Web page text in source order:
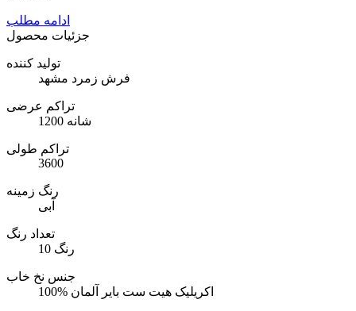
ادامه مطلب
جزئیات محصول
تولید کننده
فرش زمرد مشهد
تراکم عرضی
1200 شانه
تراکم طولی
3600
رنگ زمینه
آبی
تعداد رنگ
10 رنگ
جنس نخ خاب
100% اکریلیک هیت ست بایر آلمان